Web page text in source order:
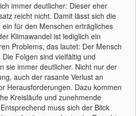
immer deutlicher: Dieser eher
reicht nicht. Damit lässt sich die
für den Menschen erträgliches
Klimawandel ist lediglich ein
Problems, das lautet: Der Mensch
Folgen sind vielfältig und
sie immer deutlicher. Nicht nur der
auch der rasante Verlust an
Herausforderungen. Dazu kommen
Kreisläufe und zunehmende
muss sich der Blick